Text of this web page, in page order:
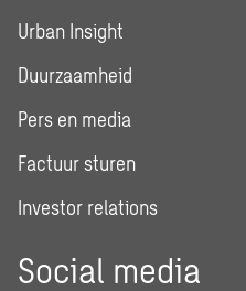
Urban Insight
Duurzaamheid
Pers en media
Factuur sturen
Investor relations
Social media